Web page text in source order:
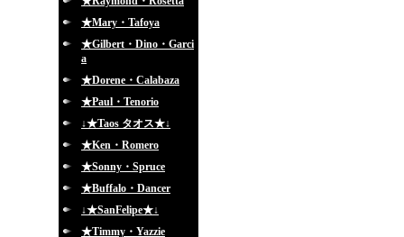
★Mary・Tafoya
★Gilbert・Dino・Garci
a
★Dorene・Calabaza
★Paul・Tenorio
↓★Taos タオス★↓
★Ken・Romero
★Sonny・Spruce
★Buffalo・Dancer
↓★SanFelipe★↓
★Timmy・Yazzie